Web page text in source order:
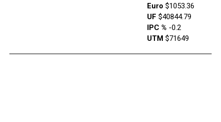
Euro $1053.36
UF $40844.79
IPC % -0.2
UTM$71649